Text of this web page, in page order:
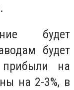
будет
будет
прибыли на
на 2-3%, в